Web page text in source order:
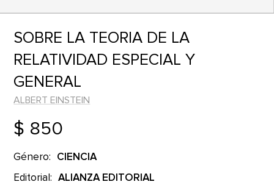
SOBRE LA TEORIA DE LA
RELATIVIDAD ESPECIAL Y
GENERAL
ALBERT EINSTEIN
$ 850
Género: CIENCIA
Editorial: ALIANZA EDITORIAL